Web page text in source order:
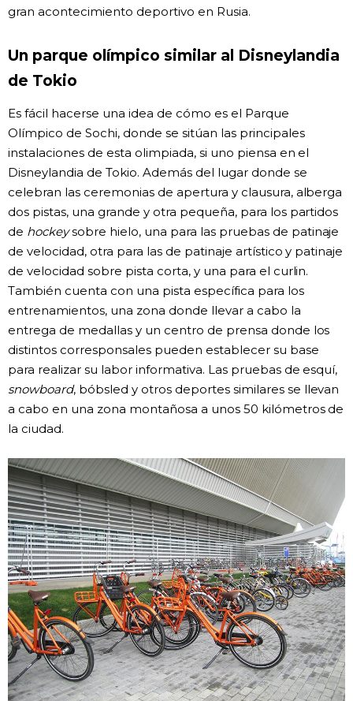
Fragmentos de Japón
Gente
Tokio
Avisos
gran acontecimiento deportivo en Rusia.
Un parque olímpico similar al Disneylandia
de Tokio
Es fácil hacerse una idea de cómo es el Parque
Olímpico de Sochi, donde se sitúan las principales
instalaciones de esta olimpiada, si uno piensa en el
Disneylandia de Tokio. Además del lugar donde se
celebran las ceremonias de apertura y clausura, alberga
dos pistas, una grande y otra pequeña, para los partidos
de hockeysobre hielo, una para las pruebas de patinaje
de velocidad, otra para las de patinaje artístico y patinaje
de velocidad sobre pista corta, y una para el curlin.
También cuenta con una pista específica para los
entrenamientos, una zona donde llevar a cabo la
entrega de medallas y un centro de prensa donde los
distintos corresponsales pueden establecer su base
para realizar su labor informativa. Las pruebas de esquí,
snowboard, bóbsled y otros deportes similares se llevan
a cabo en una zona montañosa a unos 50 kilómetros de
la ciudad.